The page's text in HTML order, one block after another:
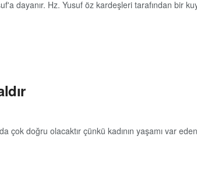
dayanır. Hz. Yusuf öz kardeşleri tarafından bir
çok doğru olacaktır çünkü kadının yaşamı var